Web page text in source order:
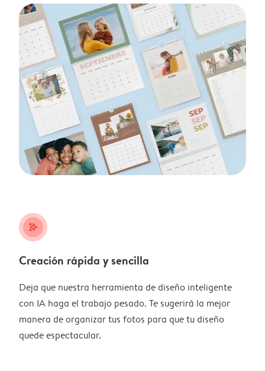
stars_plus
Creación rápida y sencilla
Deja que nuestra herramienta de diseño inteligente
con IA haga el trabajo pesado. Te sugerirá la mejor
manera de organizar tus fotos para que tu diseño
quede espectacular.